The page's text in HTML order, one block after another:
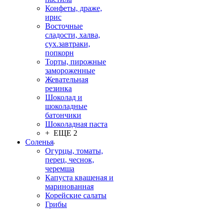
Конфеты, драже,
ирис
Восточные
сладости, халва,
сух.завтраки,
попкорн
Торты, пирожные
замороженные
Жевательная
резинка
Шоколад и
шоколадные
батончики
Шоколадная паста
+ ЕЩЕ 2
Соленья
Огурцы, томаты,
перец, чеснок,
черемша
Капуста квашеная и
маринованная
Корейские салаты
Грибы